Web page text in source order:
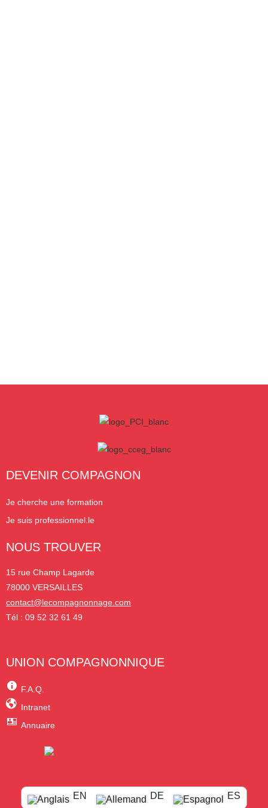
DEVENIR COMPAGNON
Je cherche une formation
Je suis professionnel.le
NOUS TROUVER
15 rue Champ Lagarde
78000 VERSAILLES
contact@lecompagnonnage.com
Tél : 09 52 32 61 49
UNION COMPAGNONNIQUE
F.A.Q.
Intranet
Annuaire
Mentions légales Politique de confidentialité–Plan du site
EN DE ES